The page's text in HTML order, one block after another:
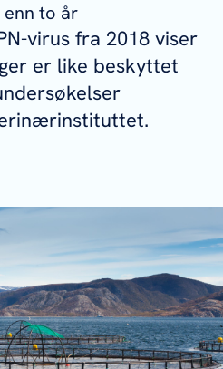
enn to år
virus fra 2018 viser
er like beskyttet